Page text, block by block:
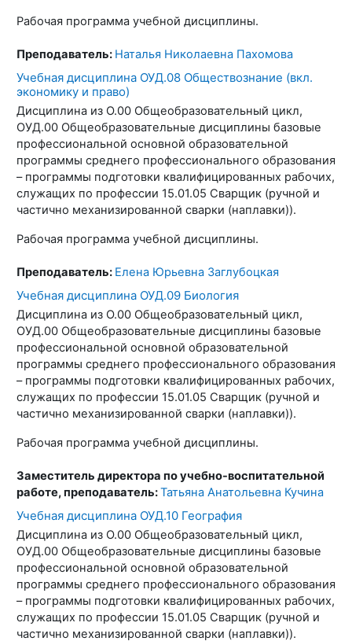
Рабочая программа учебной дисциплины.
Преподаватель: Наталья Николаевна Пахомова
Учебная дисциплина ОУД.08 Обществознание (вкл.
экономику и право)
Дисциплина из О.00 Общеобразовательный цикл,
ОУД.00 Общеобразовательные дисциплины базовые
профессиональной основной образовательной
программы среднего профессионального образования
– программы подготовки квалифицированных рабочих,
служащих по профессии 15.01.05 Сварщик (ручной и
частично механизированной сварки (наплавки)).
Рабочая программа учебной дисциплины.
Преподаватель: Елена Юрьевна Заглубоцкая
Учебная дисциплина ОУД.09 Биология
Дисциплина из О.00 Общеобразовательный цикл,
ОУД.00 Общеобразовательные дисциплины базовые
профессиональной основной образовательной
программы среднего профессионального образования
– программы подготовки квалифицированных рабочих,
служащих по профессии 15.01.05 Сварщик (ручной и
частично механизированной сварки (наплавки)).
Рабочая программа учебной дисциплины.
Заместитель директора по учебно-воспитательной
работе, преподаватель:Татьяна Анатольевна Кучина
Учебная дисциплина ОУД.10 География
Дисциплина из О.00 Общеобразовательный цикл,
ОУД.00 Общеобразовательные дисциплины базовые
профессиональной основной образовательной
программы среднего профессионального образования
– программы подготовки квалифицированных рабочих,
служащих по профессии 15.01.05 Сварщик (ручной и
частично механизированной сварки (наплавки)).